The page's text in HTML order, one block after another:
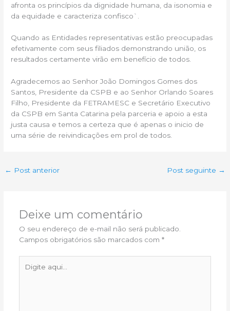
afronta os princípios da dignidade humana, da isonomia e
da equidade e caracteriza confisco`.
Quando as Entidades representativas estão preocupadas
efetivamente com seus filiados demonstrando união, os
resultados certamente virão em benefício de todos.
Agradecemos ao Senhor João Domingos Gomes dos
Santos, Presidente da CSPB e ao Senhor Orlando Soares
Filho, Presidente da FETRAMESC e Secretário Executivo
da CSPB em Santa Catarina pela parceria e apoio a esta
justa causa e temos a certeza que é apenas o inicio de
uma série de reivindicações em prol de todos.
← Post anterior Post seguinte →
Deixe um comentário
O seu endereço de e-mail não será publicado.
Campos obrigatórios são marcados com *
aqui...